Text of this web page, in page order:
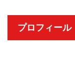
プロフィール